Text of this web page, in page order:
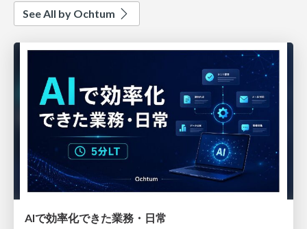
See All by Ochtum
AIで効率化できた業務・日常